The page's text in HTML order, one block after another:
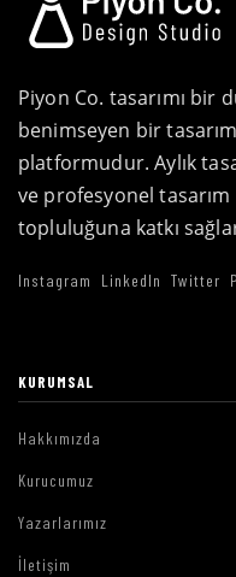
Piyon Co. tasarımı bir
benimseyen bir
platformudur. Aylık
ve profesyonel
topluluğuna katkı
Instagram LinkedIn Twitter
KURUMSAL
Hakkımızda
Kurucumuz
Yazarlarımız
İletişim